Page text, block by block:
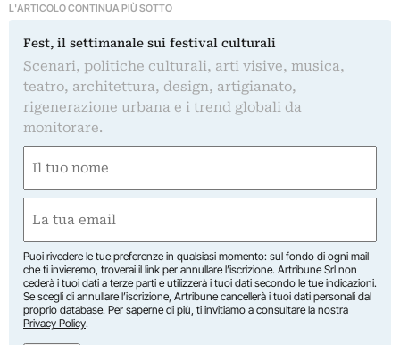
L'ARTICOLO CONTINUA PIÙ SOTTO
Fest, il settimanale sui festival culturali
Scenari, politiche culturali, arti visive, musica,
teatro, architettura, design, artigianato,
rigenerazione urbana e i trend globali da
monitorare.
(Required)
First
(Required)
Puoi rivedere le tue preferenze in qualsiasi momento: sul fondo di ogni mail
che ti invieremo, troverai il link per annullare l’iscrizione. Artribune Srl non
cederà i tuoi dati a terze parti e utilizzerà i tuoi dati secondo le tue indicazioni.
Se scegli di annullare l’iscrizione, Artribune cancellerà i tuoi dati personali dal
proprio database. Per saperne di più, ti invitiamo a consultare la nostra
Privacy Policy.